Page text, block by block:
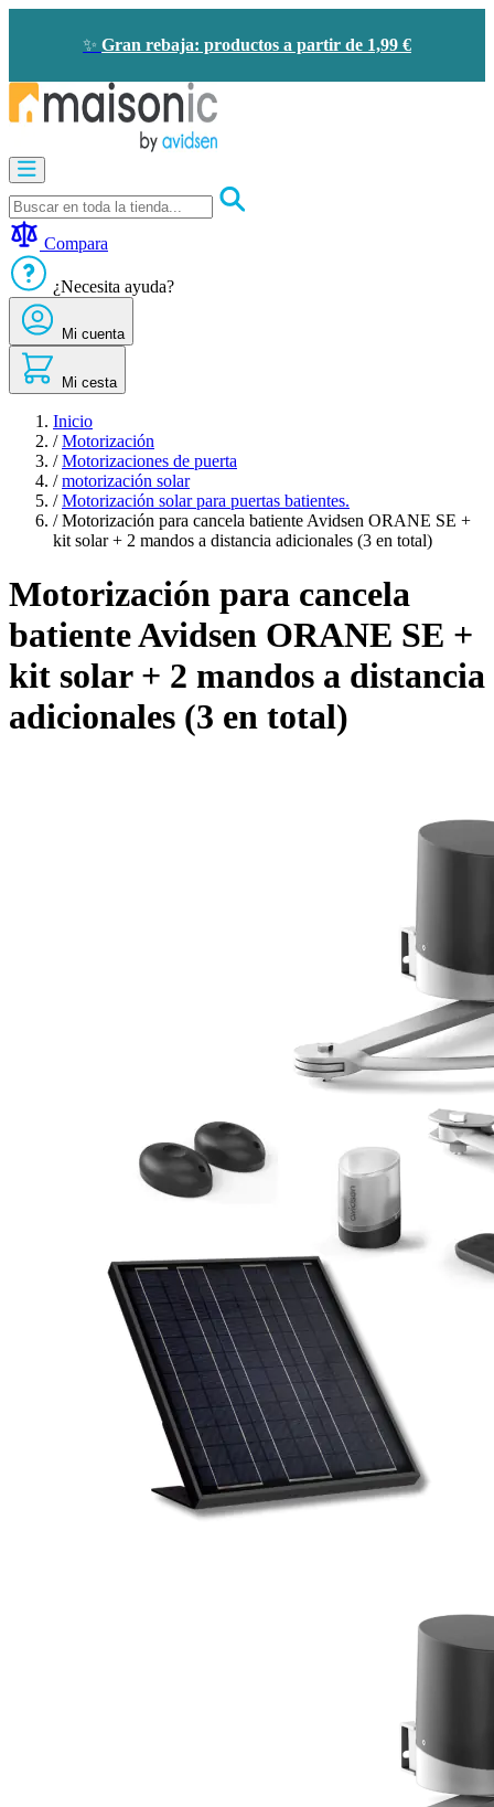
✨ Gran rebaja: productos a partir de 1,99 €
Audioporteros
y
videoporteros
-
ahorro
de
energía
Seguridad
Confort
Oportunidades
Compara
¿Necesita ayuda?
Mi cuenta
Mi cesta
Inicio
/ Motorización
/ Motorizaciones de puerta
/ motorización solar
/ Motorización solar para puertas batientes.
/ Motorización para cancela batiente Avidsen ORANE SE +
kit solar + 2 mandos a distancia adicionales (3 en total)
Motorización para cancela
batiente Avidsen ORANE SE +
kit solar + 2 mandos a distancia
adicionales (3 en total)